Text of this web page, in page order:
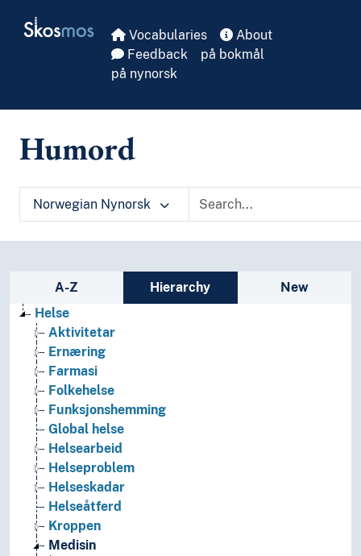
Skosmos Vocabularies
About
Feedback
på bokmål
på nynorsk
Humord
Norwegian Nynorsk
Sidebar listing: list and traverse
A-Z Hierarchy
New
Helse
Aktivitetar
Ernæring
Farmasi
Folkehelse
Funksjonshemming
Global helse
Helsearbeid
Helseproblem
Helseskadar
Helseåtferd
Kroppen
Medisin